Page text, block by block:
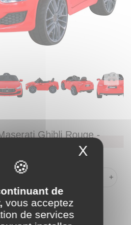
Ghibli Rouge -
+
de
vous acceptez
de services
X